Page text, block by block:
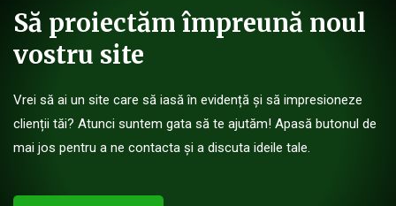
Să proiectăm împreună noul
vostru site
Vrei să ai un site care să iasă în evidență și să impresioneze
clienții tăi? Atunci suntem gata să te ajutăm! Apasă butonul de
mai jos pentru a ne contacta și a discuta ideile tale.